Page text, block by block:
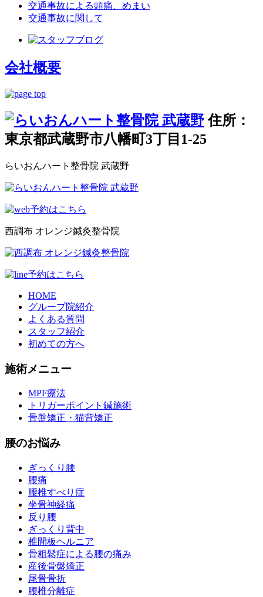
交通事故による頭痛、めまい
交通事故に関して
会社概要
住所：
東京都武蔵野市八幡町3丁目1-25
らいおんハート整骨院 武蔵野
西調布 オレンジ鍼灸整骨院
HOME
グループ院紹介
よくある質問
スタッフ紹介
初めての方へ
施術メニュー
MPF療法
トリガーポイント鍼施術
骨盤矯正・猫背矯正
腰のお悩み
ぎっくり腰
腰痛
腰椎すべり症
坐骨神経痛
反り腰
ぎっくり背中
椎間板ヘルニア
骨粗鬆症による腰の痛み
産後骨盤矯正
尾骨骨折
腰椎分離症